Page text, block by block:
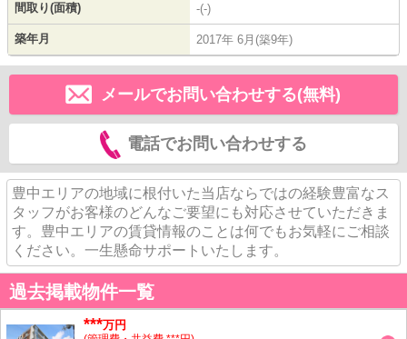
間取り(面積) -(-)
築年月 2017年 6月(築9年)
メールでお問い合わせする(無料)
電話でお問い合わせする
豊中エリアの地域に根付いた当店ならではの経験豊富なス
タッフがお客様のどんなご要望にも対応させていただきま
す。豊中エリアの賃貸情報のことは何でもお気軽にご相談
ください。一生懸命サポートいたします。
過去掲載物件一覧
***万円